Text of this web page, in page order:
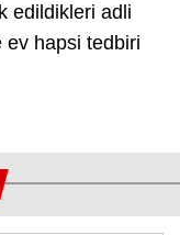
edildikleri adli
ev hapsi tedbiri